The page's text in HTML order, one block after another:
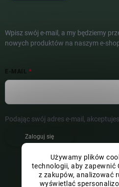
Używamy plików
technologii, aby zapewnić
z zakupów, analizować
wyświetlać
Wpisz swój e-mail, a my będziemy
nowych produktów na naszym e-
E-MAIL
Podając swój adres e-mail,
Zaloguj się